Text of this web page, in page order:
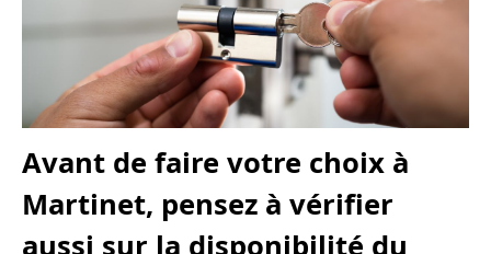
Avant de faire votre choix à
Martinet, pensez à vérifier
aussi sur la disponibilité du